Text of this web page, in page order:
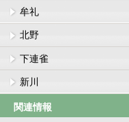
牟礼
北野
下連雀
新川
関連情報